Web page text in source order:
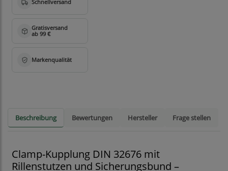
Beschreibung Bewertungen Hersteller Frage stellen
Clamp-Kupplung DIN 32676 mit
Rillenstutzen und Sicherungsbund –